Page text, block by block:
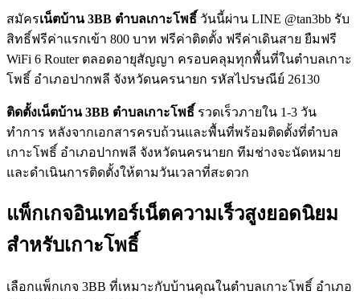
สมัครเน็ตบ้าน 3BB ตำบลเกาะโพธิ์ วันนี้ผ่าน LINE @tan3bb รับ
สิทธิ์ฟรีค่าแรกเข้า 800 บาท ฟรีค่าติดตั้ง ฟรีค่าเดินสาย ยืมฟรี
WiFi 6 Router ตลอดอายุสัญญา ครอบคลุมทุกพื้นที่ในตำบลเกาะ
โพธิ์ อำเภอปากพลี จังหวัดนครนายก รหัสไปรษณีย์ 26130
ติดตั้งเน็ตบ้าน 3BB ตำบลเกาะโพธิ์ รวดเร็วภายใน 1-3 วัน
ทำการ หลังจากเอกสารครบถ้วนและพื้นที่พร้อมติดตั้งที่ตำบล
เกาะโพธิ์ อำเภอปากพลี จังหวัดนครนายก ทีมช่างจะนัดหมาย
และดำเนินการติดตั้งให้ตามวันเวลาที่สะดวก
แพ็กเกจอินเทอร์เน็ตความเร็วสูงยอดนิยม
สำหรับเกาะโพธิ์
เลือกแพ็กเกจ 3BB ที่เหมาะกับบ้านคุณในตำบลเกาะโพธิ์ อำเภอ